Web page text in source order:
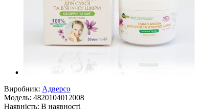
Виробник: Адверсо
Модель: 4820104012008
Наявність: В наявності